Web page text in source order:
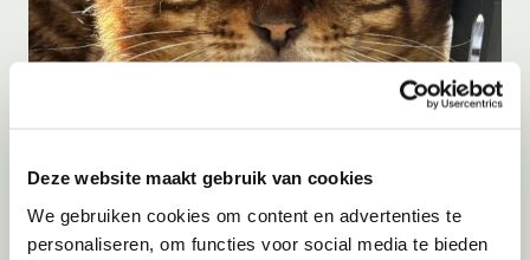
Deze website maakt gebruik van cookies
We gebruiken cookies om content en advertenties te
personaliseren, om functies voor social media te bieden
Zayyan
Mijas